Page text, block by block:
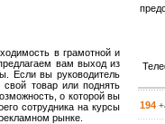
в грамотной и
вам выход из
Если вы руководитель
свой товар или поднять
о которой вы
сотрудника на курсы
рынке.
194